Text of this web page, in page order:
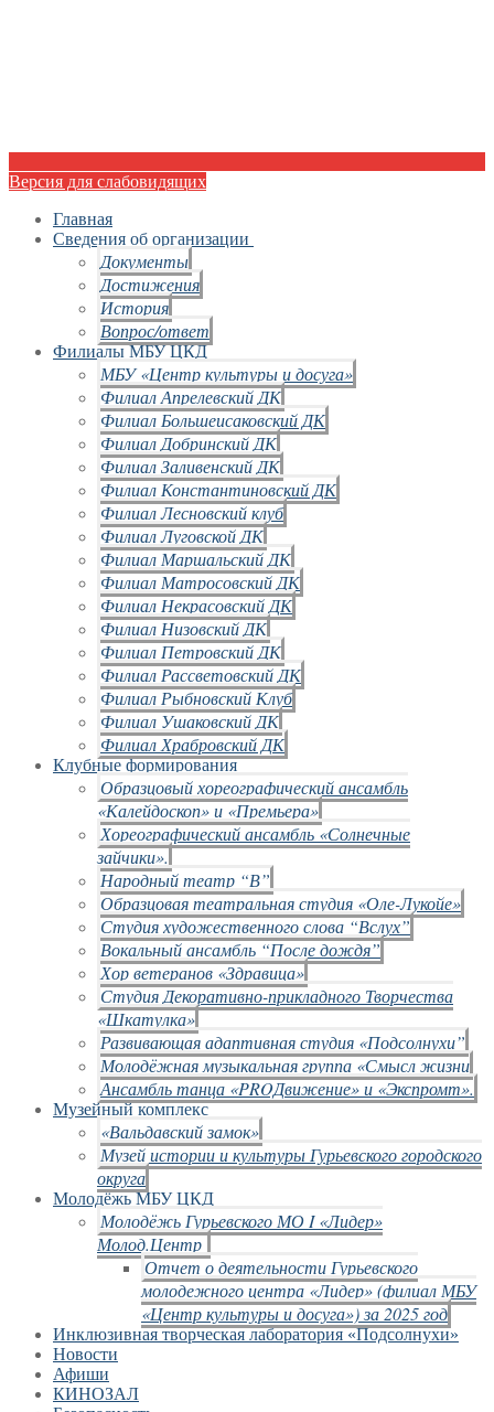
Версия для слабовидящих
Главная
Сведения об организации
Документы
Достижения
История
Вопрос/ответ
Филиалы МБУ ЦКД
МБУ «Центр культуры и досуга»
Филиал Апрелевский ДК
Филиал Большеисаковский ДК
Филиал Добринский ДК
Филиал Заливенский ДК
Филиал Константиновский ДК
Филиал Лесновский клуб
Филиал Луговской ДК
Филиал Маршальский ДК
Филиал Матросовский ДК
Филиал Некрасовский ДК
Филиал Низовский ДК
Филиал Петровский ДК
Филиал Рассветовский ДК
Филиал Рыбновский Клуб
Филиал Ушаковский ДК
Филиал Храбровский ДК
Клубные формирования
Образцовый хореографический ансамбль
«Калейдоскоп» и «Премьера»
Хореографический ансамбль «Солнечные
зайчики».
Народный театр “В”
Образцовая театральная студия «Оле-Лукойе»
Студия художественного слова “Вслух”
Вокальный ансамбль “После дождя”
Хор ветеранов «Здравица»
Студия Декоративно-прикладного Творчества
«Шкатулка»
Развивающая адаптивная студия «Подсолнухи”
Молодёжная музыкальная группа «Смысл жизни
Ансамбль танца «PROДвижение» и «Экспромт».
Музейный комплекс
«Вальдавский замок»
Музей истории и культуры Гурьевского городского
округа
Молодёжь МБУ ЦКД
Молодёжь Гурьевского МО I «Лидер»
Молод.Центр
Отчет о деятельности Гурьевского
молодежного центра «Лидер» (филиал МБУ
«Центр культуры и досуга») за 2025 год
Инклюзивная творческая лаборатория «Подсолнухи»
Новости
Афиши
КИНОЗАЛ